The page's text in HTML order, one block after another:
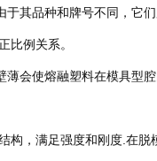
其品种和牌号不同，它
比例关系。
薄会使熔融塑料在模具型
构，满足强度和刚度.在